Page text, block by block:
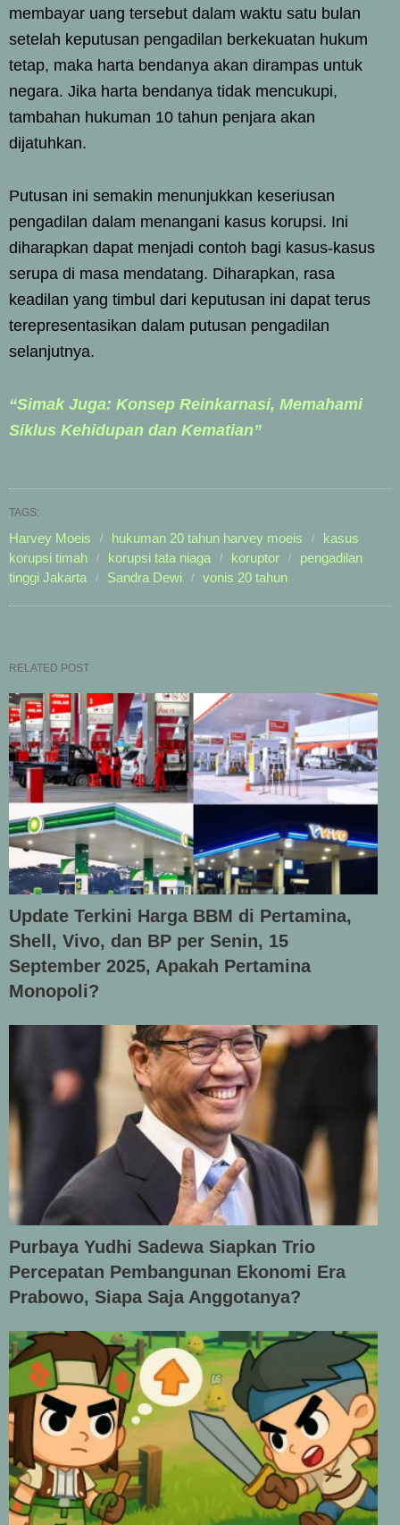
membayar uang tersebut dalam waktu satu bulan
setelah keputusan pengadilan berkekuatan hukum
tetap, maka harta bendanya akan dirampas untuk
negara. Jika harta bendanya tidak mencukupi,
tambahan hukuman 10 tahun penjara akan
dijatuhkan.
Putusan ini semakin menunjukkan keseriusan
pengadilan dalam menangani kasus korupsi. Ini
diharapkan dapat menjadi contoh bagi kasus-kasus
serupa di masa mendatang. Diharapkan, rasa
keadilan yang timbul dari keputusan ini dapat terus
terepresentasikan dalam putusan pengadilan
selanjutnya.
“Simak Juga: Konsep Reinkarnasi, Memahami
Siklus Kehidupan dan Kematian”
TAGS:
Harvey Moeis hukuman 20 tahun harvey moeis
kasus
korupsi timah
korupsi tata niaga koruptor
pengadilan
tinggi Jakarta
Sandra Dewi vonis 20 tahun
RELATED POST
Update Terkini Harga BBM di Pertamina,
Shell, Vivo, dan BP per Senin, 15
September 2025, Apakah Pertamina
Monopoli?
Purbaya Yudhi Sadewa Siapkan Trio
Percepatan Pembangunan Ekonomi Era
Prabowo, Siapa Saja Anggotanya?